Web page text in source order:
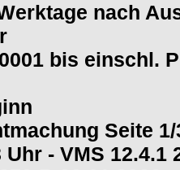
nach
bis einschl.
Seite 1/
Uhr - VMS 12.4.1